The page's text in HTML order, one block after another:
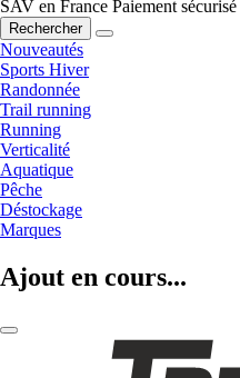
SAV en France Paiement sécurisé
Rechercher
Nouveautés
Sports Hiver
Randonnée
Trail running
Running
Verticalité
Aquatique
Pêche
Déstockage
Marques
Ajout en cours...